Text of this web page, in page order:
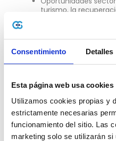
Consentimiento Detalles
Esta página web usa cookies
Utilizamos cookies propias y
estrictamente necesarias
funcionamiento del sitio. Las
marketing solo se utilizarán si
turismo, la
infraestructura y la
mercados pueden
¿Y Europa? ¿Cómo se
económico?